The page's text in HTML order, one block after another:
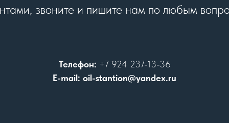
звоните и пишите нам по любым
Телефон: +7 924 237-13-36
E-mail: oil-stantion@yandex.ru